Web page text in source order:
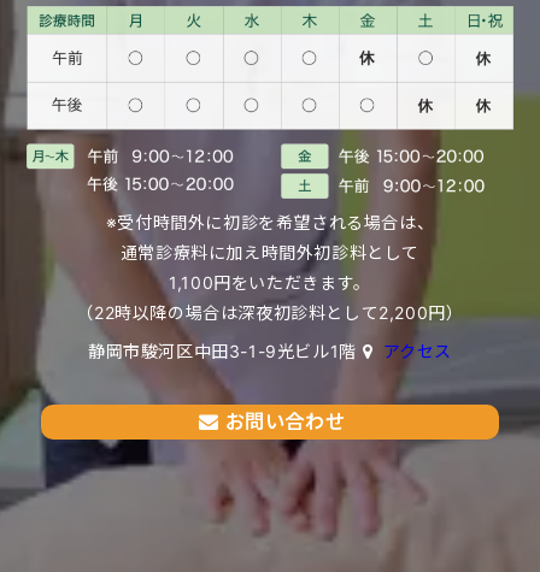
※受付時間外に初診を希望される場合は、
通常診療料に加え時間外初診料として
1,100円をいただきます。
（22時以降の場合は深夜初診料として2,200円）
静岡市駿河区中田3-1-9光ビル1階
アクセス
お問い合わせ